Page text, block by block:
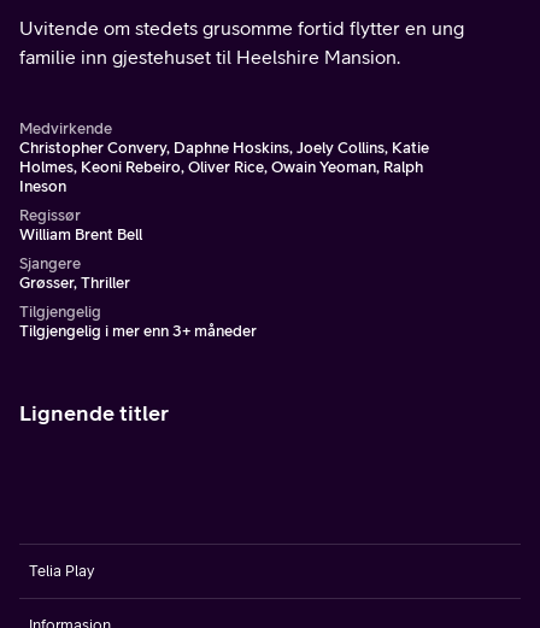
Uvitende om stedets grusomme fortid flytter en ung
familie inn gjestehuset til Heelshire Mansion.
Medvirkende
Christopher Convery, Daphne Hoskins, Joely Collins, Katie
Holmes, Keoni Rebeiro, Oliver Rice, Owain Yeoman, Ralph
Ineson
Regissør
William Brent Bell
Sjangere
Grøsser, Thriller
Tilgjengelig
Tilgjengelig i mer enn 3+ måneder
Lignende titler
Telia Play